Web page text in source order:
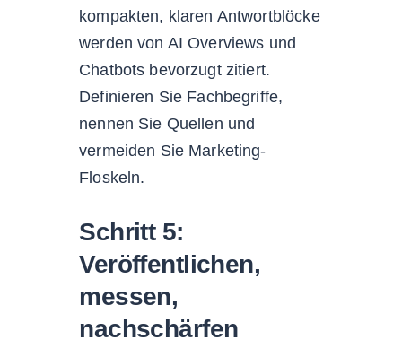
kompakten, klaren Antwortblöcke
werden von AI Overviews und
Chatbots bevorzugt zitiert.
Definieren Sie Fachbegriffe,
nennen Sie Quellen und
vermeiden Sie Marketing-
Floskeln.
Schritt 5:
Veröffentlichen,
messen,
nachschärfen